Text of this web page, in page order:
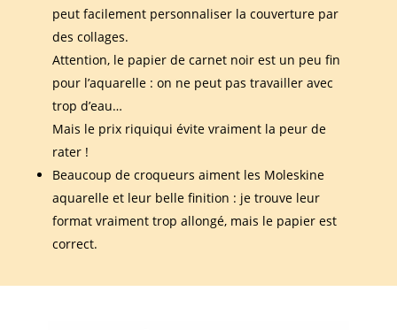
peut facilement personnaliser la couverture par
des collages.
Attention, le papier de carnet noir est un peu fin
pour l’aquarelle : on ne peut pas travailler avec
trop d’eau…
Mais le prix riquiqui évite vraiment la peur de
rater !
Beaucoup de croqueurs aiment les Moleskine
aquarelle et leur belle finition : je trouve leur
format vraiment trop allongé, mais le papier est
correct.